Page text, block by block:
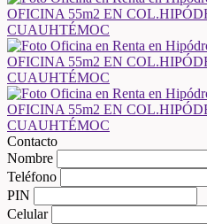
Contacto
Nombre
Teléfono
PIN
Celular